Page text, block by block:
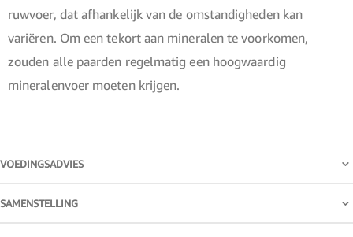
ruwvoer, dat afhankelijk van de omstandigheden kan
variëren. Om een tekort aan mineralen te voorkomen,
zouden alle paarden regelmatig een hoogwaardig
mineralenvoer moeten krijgen.
VOEDINGSADVIES
SAMENSTELLING